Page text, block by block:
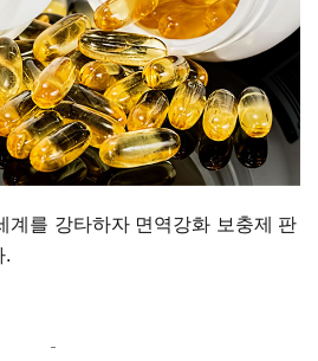
계를 강타하자 면역강화 보충제 판
.